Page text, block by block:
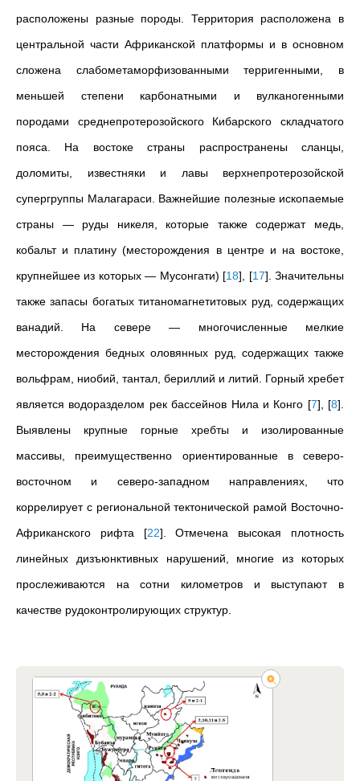
расположены разные породы. Территория расположена в
центральной части Африканской платформы и в основном
сложена слабометаморфизованными терригенными, в
меньшей степени карбонатными и вулканогенными
породами среднепротерозойского Кибарского складчатого
пояса. На востоке страны распространены сланцы,
доломиты, известняки и лавы верхнепротерозойской
супергруппы Малагараси. Важнейшие полезные ископаемые
страны — руды никеля, которые также содержат медь,
кобальт и платину (месторождения в центре и на востоке,
крупнейшее из которых — Мусонгати) [18] [17] . Значительны
также запасы богатых титаномагнетитовых руд, содержащих
ванадий. На севере — многочисленные мелкие
месторождения бедных оловянных руд, содержащих также
вольфрам, ниобий, тантал, бериллий и литий. Горный хребет
является водоразделом рек бассейнов Нила и Конго [7] [8]
Выявлены крупные горные хребты и изолированные
массивы, преимущественно ориентированные в северо-
восточном и северо-западном направлениях, что
коррелирует с региональной тектонической рамой Восточно-
Африканского рифта [22] . Отмечена высокая плотность
линейных дизъюнктивных нарушений, многие из которых
прослеживаются на сотни километров и выступают в
качестве рудоконтролирующих структур.